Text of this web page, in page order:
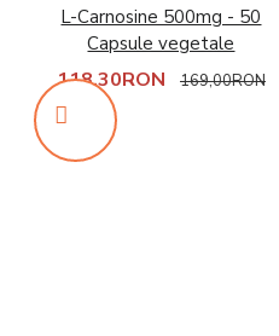
L-Carnosine 500mg - 50
Capsule vegetale
118,30RON 169,00RON